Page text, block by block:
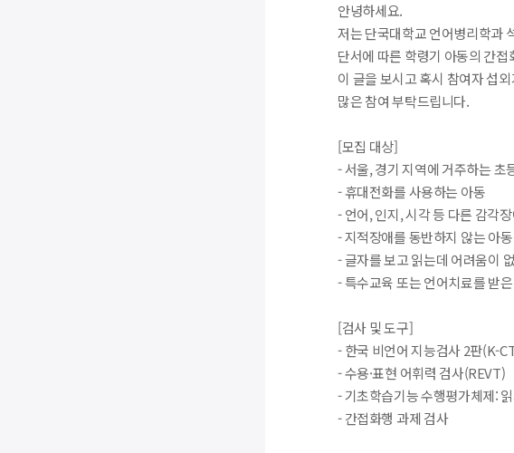
안녕하세요.
저는 단국대학교 언어병리학과
단서에 따른 학령기 아동의 간
이 글을 보시고 혹시 참여자 섭
많은 참여 부탁드립니다.
[모집 대상]
- 서울, 경기 지역에 거주하는 초
- 휴대전화를 사용하는 아동
- 언어, 인지, 시각 등 다른 감각
- 지적장애를 동반하지 않는 아동
- 글자를 보고 읽는데 어려움이
- 특수교육 또는 언어치료를 받
[검사 및 도구]
- 한국 비언어 지능검사 2판(K-
- 수용·표현 어휘력 검사(REVT)
- 기초학습기능 수행평가체제:
- 간접화행 과제 검사